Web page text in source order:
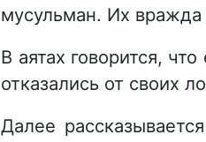
мусульман. Их вражда
В аятах говорится,
отказались от своих
Далее